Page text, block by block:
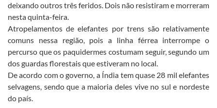
deixando outros três feridos. Dois não resistiram e morreram
nesta quinta-feira.
Atropelamentos de elefantes por trens são relativamente
comuns nessa região, pois a linha férrea interrompe o
percurso que os paquidermes costumam seguir, segundo um
dos guardas florestais que estiveram no local.
De acordo com o governo, a Índia tem quase 28 mil elefantes
selvagens, sendo que a maioria deles vive no sul e nordeste
do país.